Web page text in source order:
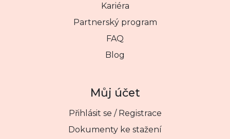
Kariéra
Partnerský program
FAQ
Blog
Můj účet
Přihlásit se / Registrace
Dokumenty ke stažení